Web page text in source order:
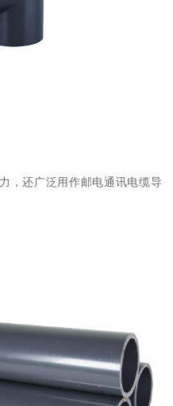
，还广泛用作邮电通讯电缆导